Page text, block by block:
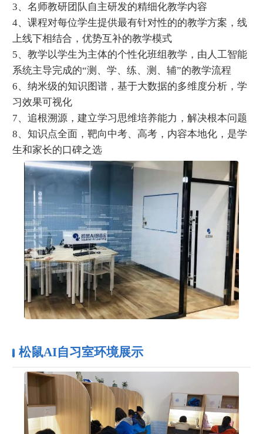
3、名师教研团队自主研发的精细化教学内容
4、课程对每位学生提供最有针对性的的教学方案，线
上线下相结合，优势互补的教学模式
5、教学以学生为主体的个性化班组教学，由人工智能
系统主导完成的“测、学、练、测、辅”的教学流程
6、纳米级的知识图谱，基于大数据的多维度分析，学
习效果可视化
7、追根溯源，建立学习思维培养能力，解决根本问题
8、知识点全面，靶向中考、高考，内容本地化，是学
生和家长的口碑之选
松鼠AI自习室环境展示